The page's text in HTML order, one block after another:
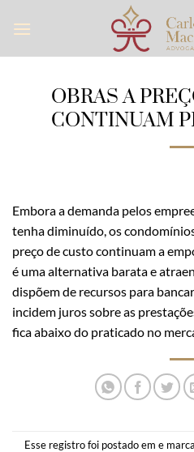
OBRAS A
CONTINUAM
Embora a demanda pelos
tenha diminuído, os
preço de custo continuam a
é uma alternativa barata e
dispõem de recursos para
incidem juros sobre as
fica abaixo do praticado no
Esse registro foi postado em e